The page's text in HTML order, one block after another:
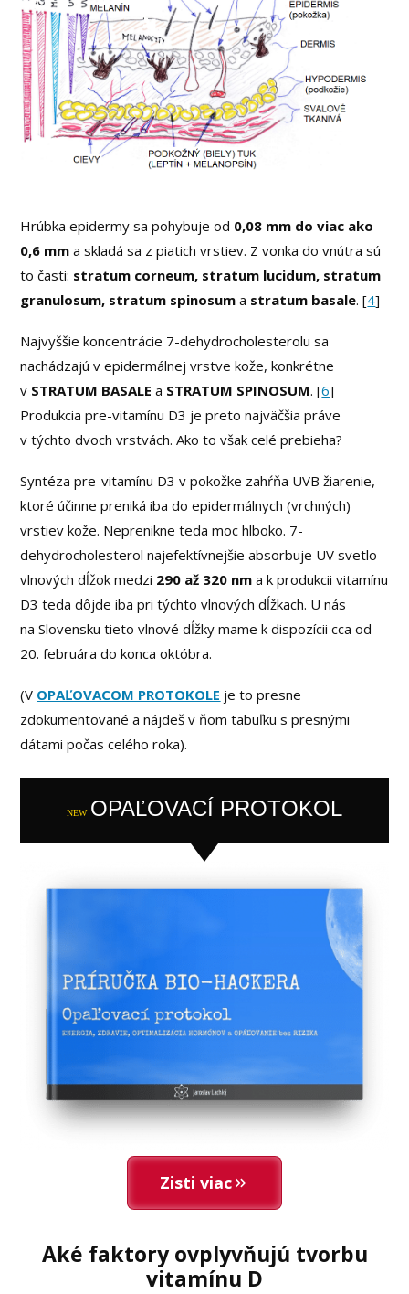
Hrúbka epidermy sa pohybuje od 0,08 mm do viac ako
0,6 mm a skladá sa z piatich vrstiev. Z vonka do vnútra sú
to časti: stratum corneum, stratum lucidum, stratum
granulosum, stratum spinosuma stratum basale. [4]
Najvyššie koncentrácie 7-dehydrocholesterolu sa
nachádzajú v epidermálnej vrstve kože, konkrétne
v STRATUM BASALE a STRATUM SPINOSUM. [6]
Produkcia pre-vitamínu D3 je preto najväčšia práve
v týchto dvoch vrstvách. Ako to však celé prebieha?
Syntéza pre-vitamínu D3 v pokožke zahŕňa UVB žiarenie,
ktoré účinne preniká iba do epidermálnych (vrchných)
vrstiev kože. Neprenikne teda moc hlboko. 7-
dehydrocholesterol najefektívnejšie absorbuje UV svetlo
vlnových dĺžok medzi 290 až 320 nm a k produkcii vitamínu
D3 teda dôjde iba pri týchto vlnových dĺžkach. U nás
na Slovensku tieto vlnové dĺžky mame k dispozícii cca od
20. februára do konca októbra.
(V OPAĽOVACOM PROTOKOLE je to presne
zdokumentované a nájdeš v ňom tabuľku s presnými
dátami počas celého roka).
NEW OPAĽOVACÍ PROTOKOL
Zisti viac
Aké faktory ovplyvňujú tvorbu
vitamínu D